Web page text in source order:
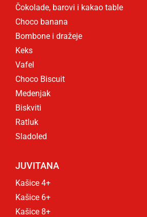
Čokolade, barovi i kakao table
Choco banana
Bombone i dražeje
Keks
Vafel
Choco Biscuit
Medenjak
Biskviti
Ratluk
Sladoled
JUVITANA
Kašice 4+
Kašice 6+
Kašice 8+